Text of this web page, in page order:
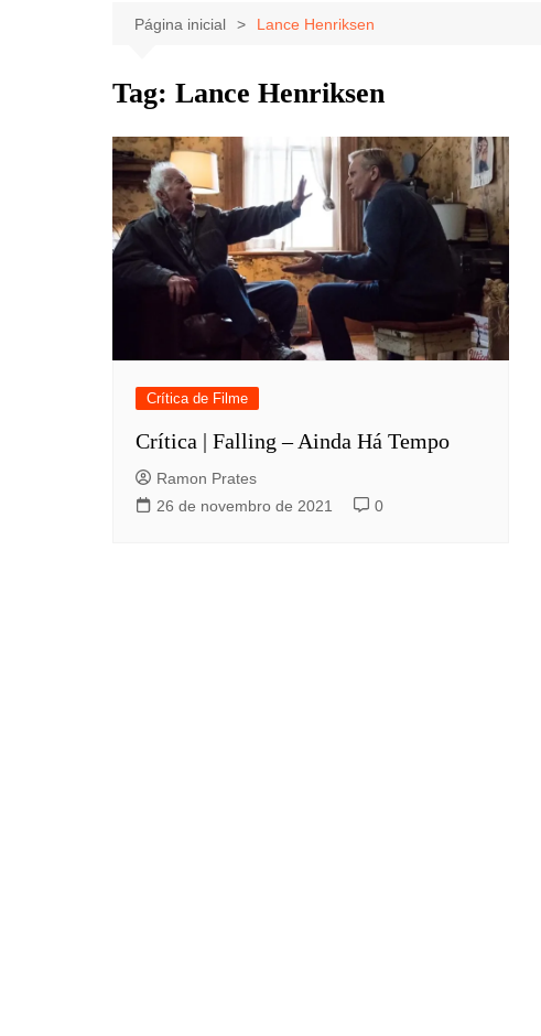
Celebridades
Música
Notícias
Clássicos
Página inicial Lance Henriksen
Tag: Lance Henriksen
Crítica de Filme
Crítica | Falling – Ainda Há Tempo
Ramon Prates
26 de novembro de 2021
0